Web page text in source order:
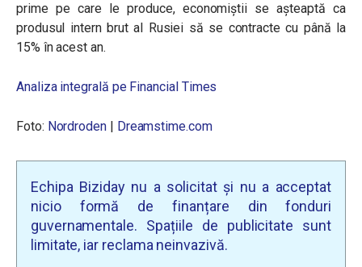
prime pe care le produce, economiștii se așteaptă ca
produsul intern brut al Rusiei să se contracte cu până la
15% în acest an.
Analiza integrală pe Financial Times
Foto: Nordroden | Dreamstime.com
Echipa Biziday nu a solicitat și nu a acceptat
nicio formă de finanțare din fonduri
guvernamentale. Spațiile de publicitate sunt
limitate, iar reclama neinvazivă.